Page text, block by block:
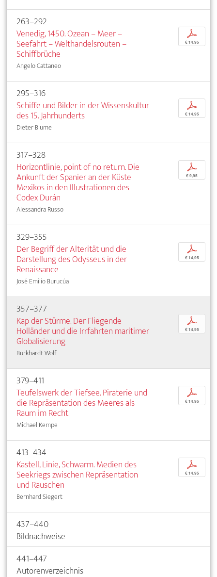
263–292
Venedig, 1450. Ozean – Meer –
Seefahrt – Welthandelsrouten –
Schiffbrüche
Angelo Cattaneo
p
€ 14,95
295–316
Schiffe und Bilder in der Wissenskultur
des 15. Jahrhunderts
Dieter Blume
p
€ 14,95
317–328
Horizontlinie, point of no return. Die
Ankunft der Spanier an der Küste
Mexikos in den Illustrationen des
Codex Durán
Alessandra Russo
p
€ 9,95
329–355
Der Begriff der Alterität und die
Darstellung des Odysseus in der
Renaissance
José Emilio Burucúa
p
€ 14,95
357–377
Kap der Stürme. Der Fliegende
Holländer und die Irrfahrten maritimer
Globalisierung
Burkhardt Wolf
p
€ 14,95
379–411
Teufelswerk der Tiefsee. Piraterie und
die Repräsentation des Meeres als
Raum im Recht
Michael Kempe
p
€ 14,95
413–434
Kastell, Linie, Schwarm. Medien des
Seekriegs zwischen Repräsentation
und Rauschen
Bernhard Siegert
p
€ 14,95
437–440
Bildnachweise
441–447
Autorenverzeichnis